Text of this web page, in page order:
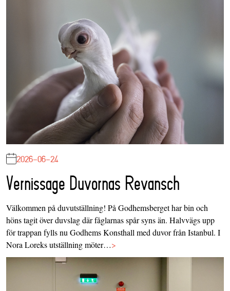
2026-06-24
Vernissage Duvornas Revansch
Välkommen på duvutställning! På Godhemsberget har bin och
höns tagit över duvslag där fåglarnas spår syns än. Halvvägs upp
för trappan fylls nu Godhems Konsthall med duvor från Istanbul. I
Nora Loreks utställning möter…>